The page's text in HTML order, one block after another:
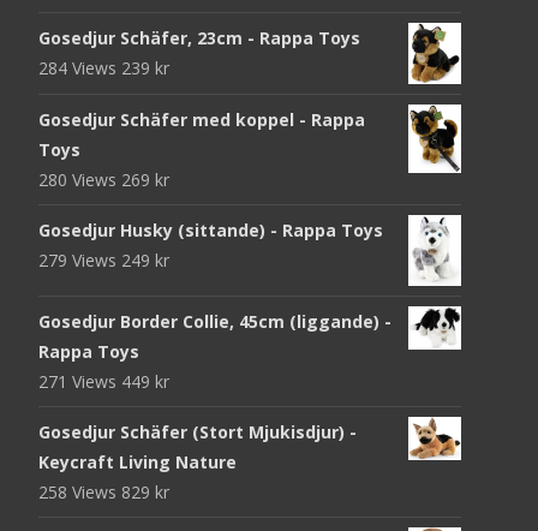
Gosedjur Schäfer, 23cm - Rappa Toys
284 Views 239 kr
Gosedjur Schäfer med koppel - Rappa
Toys
280 Views 269 kr
Gosedjur Husky (sittande) - Rappa Toys
279 Views 249 kr
Gosedjur Border Collie, 45cm (liggande) -
Rappa Toys
271 Views 449 kr
Gosedjur Schäfer (Stort Mjukisdjur) -
Keycraft Living Nature
258 Views 829 kr